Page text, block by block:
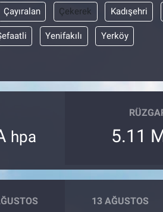
Çayıralan Çekerek Kadışehri
Yenifakılı Yerköy
hpa 5.11
13 AĞUSTOS